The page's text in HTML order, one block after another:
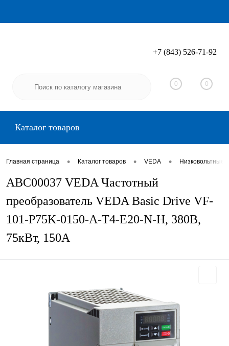
Вход Регистрация
+7 (843) 526-71-92
0 0
Каталог товаров
Главная страница • Каталог товаров • VEDA •
ABC00037 VEDA Частотный
преобразователь VEDA Basic Drive VF-
101-P75K-0150-A-T4-E20-N-H, 380В,
75кВт, 150А